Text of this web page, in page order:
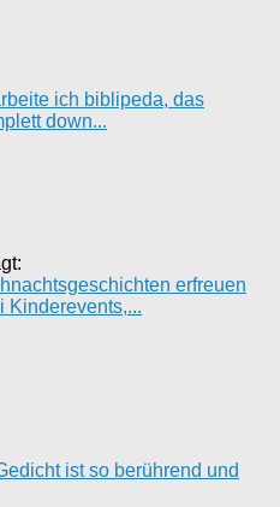
ich biblipeda, das
down...
erfreuen
Kinderevents,...
ist so berührend und